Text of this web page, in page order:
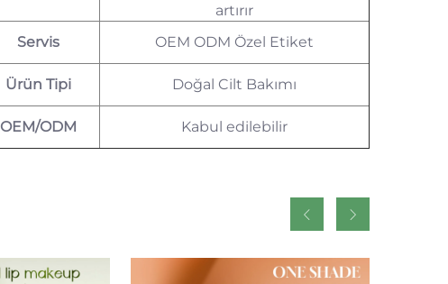
artırır
Servis
OEM ODM Özel Etiket
Ürün Tipi Doğal Cilt Bakımı
OEM/ODM Kabul edilebilir